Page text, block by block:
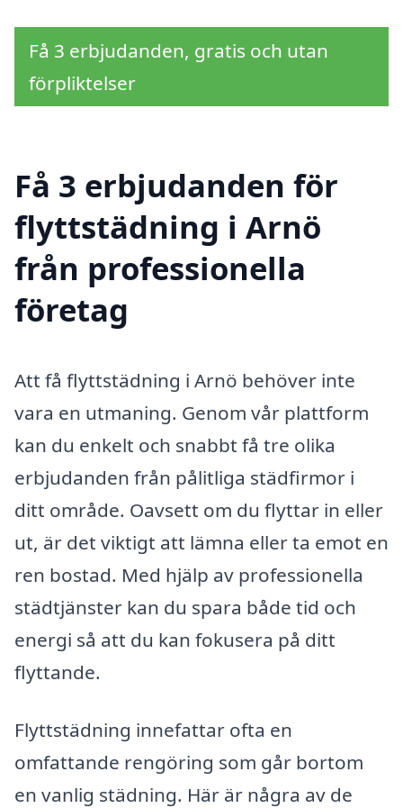
Få 3 erbjudanden, gratis och utan
förpliktelser
Få 3 erbjudanden för
flyttstädning i Arnö
från professionella
företag
Att få flyttstädning i Arnö behöver inte
vara en utmaning. Genom vår plattform
kan du enkelt och snabbt få tre olika
erbjudanden från pålitliga städfirmor i
ditt område. Oavsett om du flyttar in eller
ut, är det viktigt att lämna eller ta emot en
ren bostad. Med hjälp av professionella
städtjänster kan du spara både tid och
energi så att du kan fokusera på ditt
flyttande.
Flyttstädning innefattar ofta en
omfattande rengöring som går bortom
en vanlig städning. Här är några av de